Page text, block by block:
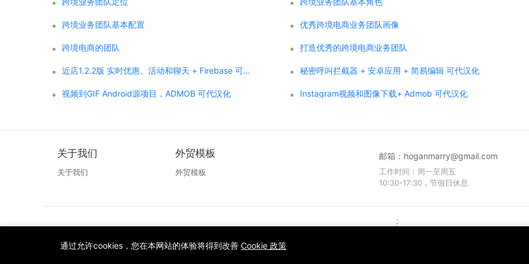
跨境业务团队基本配置 优秀跨境电商业务团队画像
跨境电商的团队 打造优秀的跨境电商业务团队
近店1.2.2版 实时优惠、活动和聊天 + Firebase 可代汉化 秘密呼叫拦截器 + 安卓应用 + 简易编辑 可代汉化
视频到GIF Android源项目，ADMOB 可代汉化 Instagram视频和图像下载+ Admob 可代汉化
关于我们
关于我们
外贸模板
外贸模板
邮箱： hoganmarry@gmail.com
工作时间：周一至周五
10:30-17:30，节假日休息
;
通过允许cookies，您在本网站的体验将得到改善 Cookie 政策